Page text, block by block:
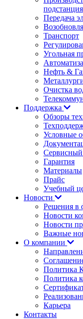
подстанция
Передача
Транспорт
Угольная
Нефть &
Очистка
Поддержка
Обзоры
Условные
Сервисный
Гарантия
Материалы
Прайс
Учебный
Новости
Решения в
Новости
Новости
Важные
О компании
Политика
Политика
Карьера
Контакты